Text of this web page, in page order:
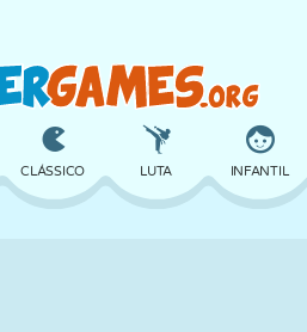
CLÁSSICO LUTA INFANTIL